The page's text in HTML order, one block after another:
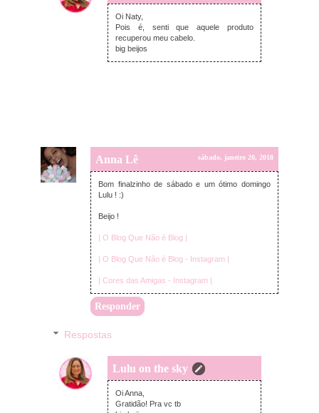
domingo, janeiro 21, 2018
Oi Naty,
Pois é, senti que aquele produto
recuperou meu cabelo.
big beijos
Anna Lê sábado, janeiro 20, 2018
Bom finalzinho de sábado e um ótimo domingo
Lulu ! :)
Beijo !
| O Blog Que Não é Blog |
| O Blog Que Não é Blog - Instagram |
| Cores das Amigas - Instagram |
Responder
Respostas
Lulu on the sky
domingo, janeiro 21, 2018
Oi Anna,
Gratidão! Pra vc tb